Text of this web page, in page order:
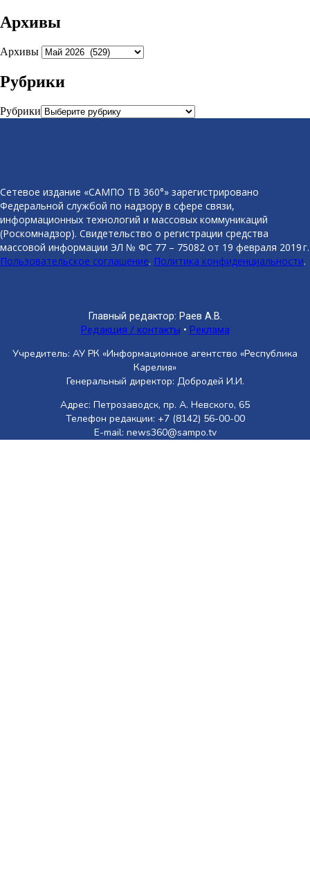
Архивы
Архивы
Рубрики
Рубрики
Сетевое издание «САМПО ТВ 360°» зарегистрировано
Федеральной службой по надзору в сфере связи,
информационных технологий и массовых коммуникаций
(Роскомнадзор). Свидетельство о регистрации средства
массовой информации ЭЛ № ФС 77 – 75082 от 19 февраля 2019 г.
Пользовательское соглашение. Политика конфиденциальности.
Главный редактор: Раев А.В.
Редакция / контакты • Реклама
Учредитель: АУ РК «Информационное агентство «Республика
Карелия»
Генеральный директор: Добродей И.И.
Адрес: Петрозаводск, пр. А. Невского, 65
Телефон редакции: +7 (8142) 56-00-00
E-mail: news360@sampo.tv